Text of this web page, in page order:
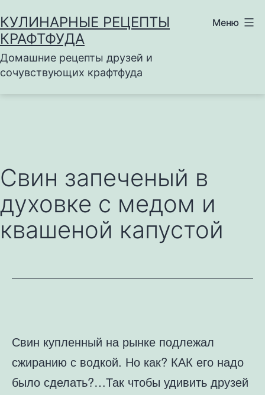
к
содержимому
КУЛИНАРНЫЕ РЕЦЕПТЫ
КРАФТФУДА
Домашние рецепты друзей и
сочувствующих крафтфуда
Меню
Свин запеченый в
духовке с медом и
квашеной капустой
Свин купленный на рынке подлежал
сжиранию с водкой. Но как? КАК его надо
было сделать?…Так чтобы удивить друзей